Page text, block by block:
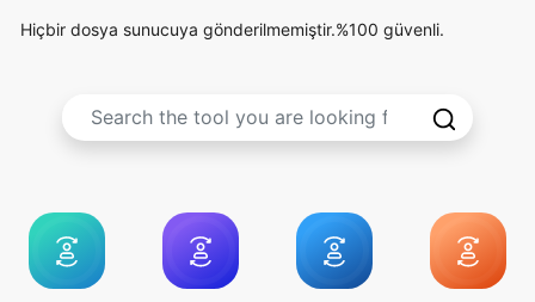
Hiçbir dosya sunucuya gönderilmemiştir.%100 güvenli.